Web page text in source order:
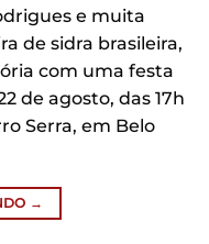
e muita
de sidra brasileira,
com uma festa
de agosto, das 17h
Serra, em Belo
→